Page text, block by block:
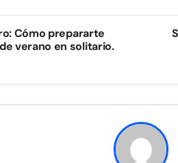
Cómo prepararte
verano en solitario.